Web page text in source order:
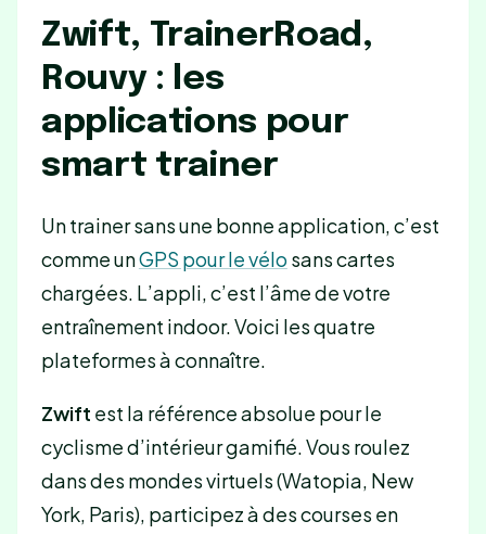
Zwift, TrainerRoad,
Rouvy : les
applications pour
smart trainer
Un trainer sans une bonne application, c’est
comme unGPS pour le vélo sans cartes
chargées. L’appli, c’est l’âme de votre
entraînement indoor. Voici les quatre
plateformes à connaître.
Zwift est la référence absolue pour le
cyclisme d’intérieur gamifié. Vous roulez
dans des mondes virtuels (Watopia, New
York, Paris), participez à des courses en